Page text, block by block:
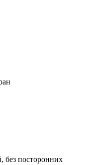
посторонних